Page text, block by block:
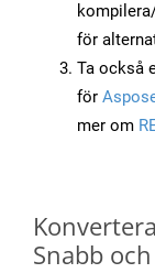
för
Ta också
för
mer om
Snabb